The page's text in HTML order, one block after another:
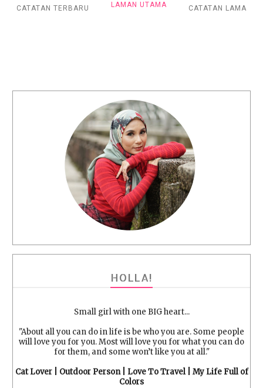
CATATAN TERBARU CATATAN LAMA
LAMAN UTAMA
HOLLA!
Small girl with one BIG heart...
"About all you can do in life is be who you are. Some people
will love you for you. Most will love you for what you can do
for them, and some won’t like you at all."
Cat Lover | Outdoor Person | Love To Travel | My Life Full of
Colors